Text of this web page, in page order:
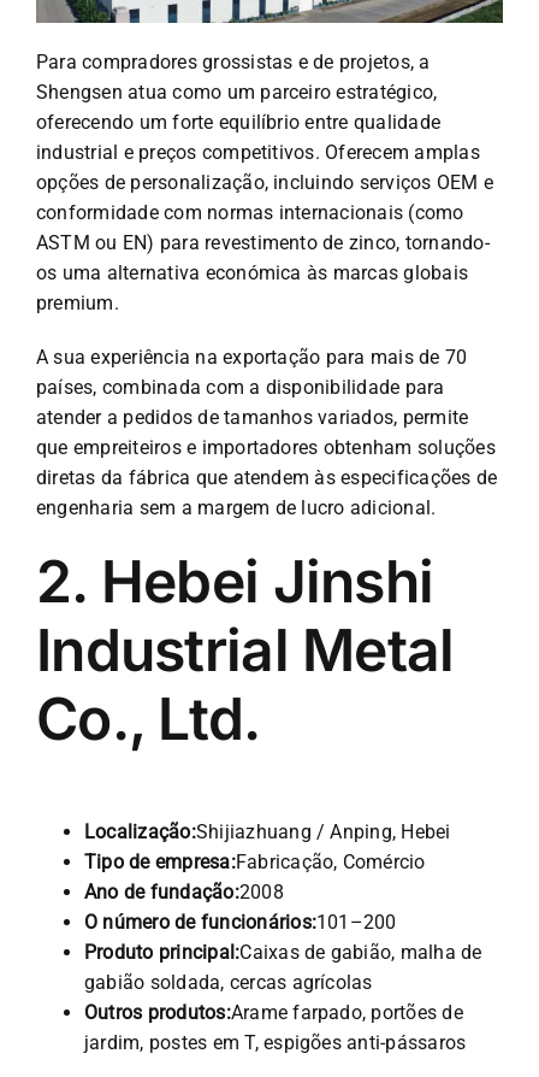
Para compradores grossistas e de projetos, a
Shengsen atua como um parceiro estratégico,
oferecendo um forte equilíbrio entre qualidade
industrial e preços competitivos. Oferecem amplas
opções de personalização, incluindo serviços OEM e
conformidade com normas internacionais (como
ASTM ou EN) para revestimento de zinco, tornando-
os uma alternativa económica às marcas globais
premium.
A sua experiência na exportação para mais de 70
países, combinada com a disponibilidade para
atender a pedidos de tamanhos variados, permite
que empreiteiros e importadores obtenham soluções
diretas da fábrica que atendem às especificações de
engenharia sem a margem de lucro adicional.
2. Hebei Jinshi
Industrial Metal
Co., Ltd.
Localização:Shijiazhuang / Anping, Hebei
Tipo de empresa:Fabricação, Comércio
Ano de fundação:2008
O número de funcionários:101–200
Produto principal:Caixas de gabião, malha de
gabião soldada, cercas agrícolas
Outros produtos:Arame farpado, portões de
jardim, postes em T, espigões anti-pássaros